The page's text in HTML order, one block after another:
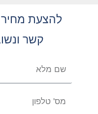
להצעת מחיר
קשר